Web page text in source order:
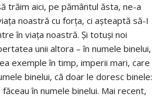
trăim aici, pe pământul ăsta, ne-a
noastră cu forţa, ci aşteaptă să-I
în viaţa noastră. Şi totuşi noi
unii altora – în numele binelui,
exemple în timp, imperii mari, care
binelui, că doar le doresc binele:
în numele binelui. Mai recent,